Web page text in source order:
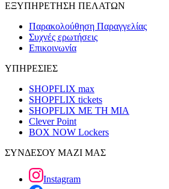
ΕΞΥΠΗΡΕΤΗΣΗ ΠΕΛΑΤΩΝ
Παρακολούθηση Παραγγελίας
Συχνές ερωτήσεις
Επικοινωνία
ΥΠΗΡΕΣΙΕΣ
SHOPFLIX max
SHOPFLIX tickets
SHOPFLIX ΜΕ ΤΗ ΜΙΑ
Clever Point
BOX NOW Lockers
ΣΥΝΔΕΣΟΥ ΜΑΖΙ ΜΑΣ
Instagram